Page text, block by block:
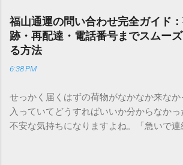
福山通運の問い合わせ完全ガイド
跡・再配達・電話番号までスムー
る方法
6:38 PM
せっかく届くはずの荷物がなかなか来な
入っていてどうすればいいか分からなか
不安な気持ちになりますよね。「急いで連
きできる？」といった疑問を抱える方も